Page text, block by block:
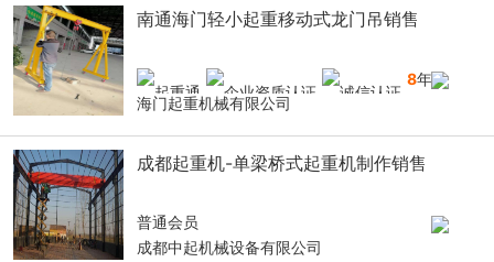
南通海门轻小起重移动式龙门吊销售
8年
海门起重机械有限公司
成都起重机-单梁桥式起重机制作销售
普通会员
成都中起机械设备有限公司